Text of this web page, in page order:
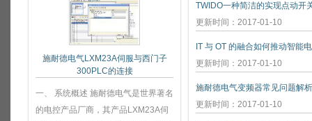
施耐德电气LXM23A伺服与西门子
300PLC的连接
一、 系统概述 施耐德电气是世界著名
的电控产品厂商，其产品LXM23A伺
TWIDO一种简洁的实现点动开
更新时间：2017-01-10
IT 与 OT 的融合如何推动智能
更新时间：2017-01-10
施耐德电气变频器常见问题解析
更新时间：2017-01-10